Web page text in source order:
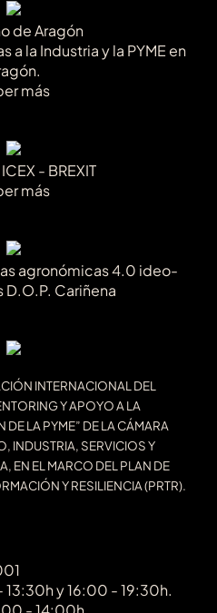
de Aragón
a la Industria y la PYME en
más
- BREXIT
más
agronómicas 4.0 ideo-
Cariñena
INTERNACIONAL DEL
Y APOYO A LA
LA PYME” DE LA CÁMARA
INDUSTRIA, SERVICIOS Y
EN EL MARCO DEL PLAN DE
Y RESILIENCIA (PRTR).
y 16:00 - 19:30h.